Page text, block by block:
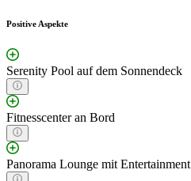
Positive Aspekte
Serenity Pool auf dem Sonnendeck
Fitnesscenter an Bord
Panorama Lounge mit Entertainment